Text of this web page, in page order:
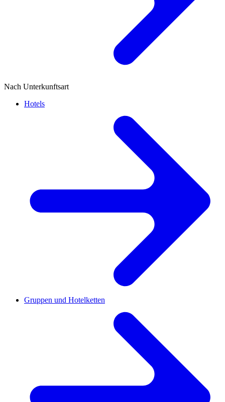
Nach Unterkunftsart
Hotels
Gruppen und Hotelketten